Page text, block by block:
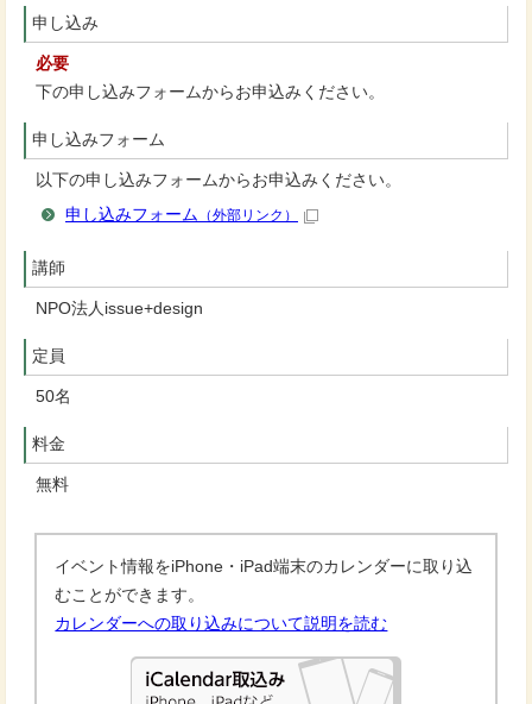
申し込み
必要
下の申し込みフォームからお申込みください。
申し込みフォーム
以下の申し込みフォームからお申込みください。
申し込みフォーム （外部リンク）
講師
NPO法人issue+design
定員
50名
料金
無料
イベント情報をiPhone・iPad端末のカレンダーに取り込
むことができます。
カレンダーへの取り込みについて説明を読む